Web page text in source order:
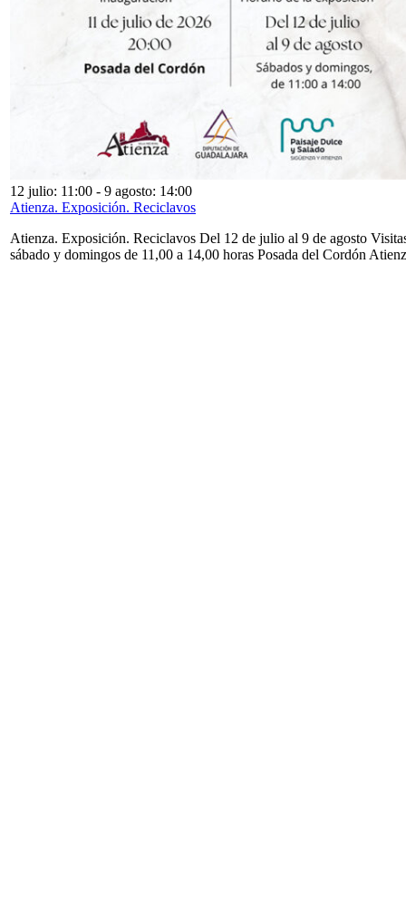
12 julio: 11:00 - 9 agosto: 14:00
Atienza. Exposición. Reciclavos
Atienza. Exposición. Reciclavos Del 12 de julio al 9 de agosto
sábado y domingos de 11,00 a 14,00 horas Posada del Cordón